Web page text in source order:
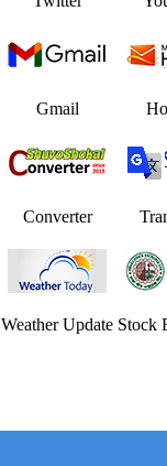
Gmail
Converter
Weather Update Stock